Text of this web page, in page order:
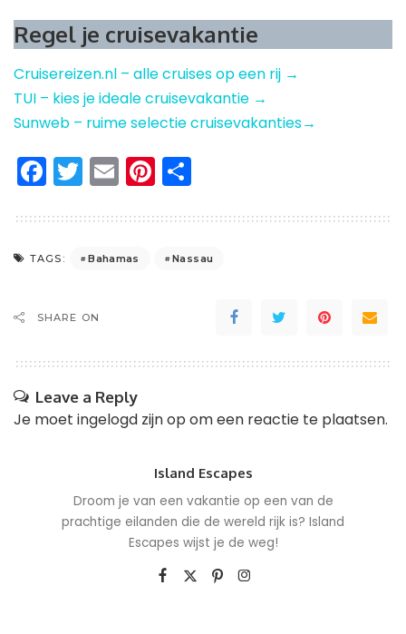
Regel je cruisevakantie
Cruisereizen.nl – alle cruises op een rij →
TUI – kies je ideale cruisevakantie →
Sunweb – ruime selectie cruisevakanties→
Facebook
Twitter
EmailPinterest
TAGS: Bahamas Nassau
SHARE ON
Leave a Reply
Je moet ingelogd zijn op om een reactie te plaatsen.
Island Escapes
Droom je van een vakantie op een van de
prachtige eilanden die de wereld rijk is? Island
Escapes wijst je de weg!